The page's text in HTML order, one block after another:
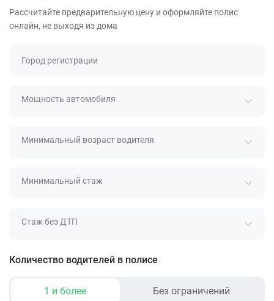
Рассчитайте предварительную цену и оформляйте полис
онлайн, не выходя из дома
Город регистрации
Мощность автомобиля
Минимальный возраст водителя
Минимальный стаж
Стаж без ДТП
Количество водителей в полисе
1 и более Без ограничений